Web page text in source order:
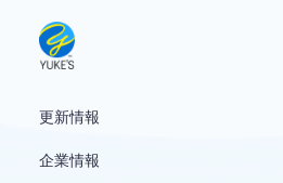
English
更新情報
企業情報